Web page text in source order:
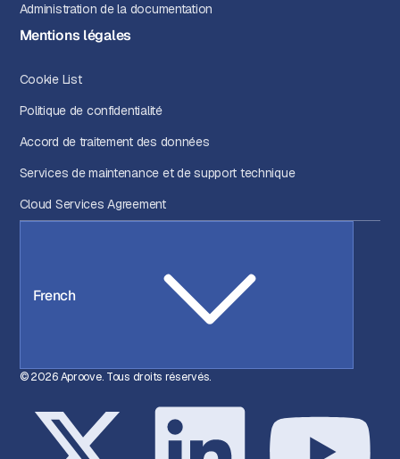
Administration de la documentation
Mentions légales
Cookie List
Politique de confidentialité
Accord de traitement des données
Services de maintenance et de support technique
Cloud Services Agreement
French
© 2026 Aproove. Tous droits réservés.